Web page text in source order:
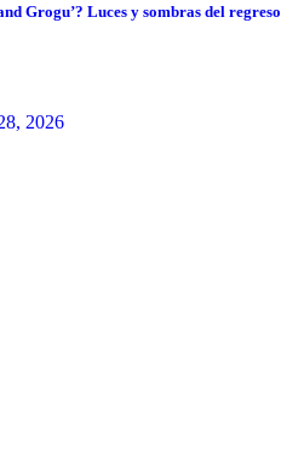
Grogu’? Luces y sombras del regreso
2026